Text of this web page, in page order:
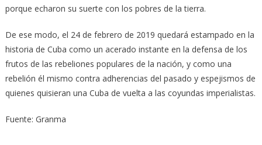
porque echaron su suerte con los pobres de la tierra.
De ese modo, el 24 de febrero de 2019 quedará estampado en la
historia de Cuba como un acerado instante en la defensa de los
frutos de las rebeliones populares de la nación, y como una
rebelión él mismo contra adherencias del pasado y espejismos de
quienes quisieran una Cuba de vuelta a las coyundas imperialistas.
Fuente: Granma